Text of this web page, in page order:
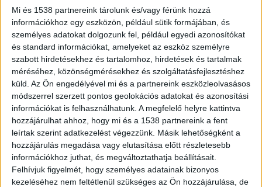
Mi és 1538 partnereink tárolunk és/vagy férünk hozzá
információkhoz egy eszközön, például sütik formájában, és
személyes adatokat dolgozunk fel, például egyedi azonosítókat
és standard információkat, amelyeket az eszköz személyre
szabott hirdetésekhez és tartalomhoz, hirdetések és tartalmak
méréséhez, közönségmérésekhez és szolgáltatásfejlesztéshez
küld. Az Ön engedélyével mi és a partnereink eszközleolvasásos
módszerrel szerzett pontos geolokációs adatokat és azonosítási
információkat is felhasználhatunk. A megfelelő helyre kattintva
hozzájárulhat ahhoz, hogy mi és a 1538 partnereink a fent
leírtak szerint adatkezelést végezzünk. Másik lehetőségként a
hozzájárulás megadása vagy elutasítása előtt részletesebb
információkhoz juthat, és megváltoztathatja beállításait.
Felhívjuk figyelmét, hogy személyes adatainak bizonyos
kezeléséhez nem feltétlenül szükséges az Ön hozzájárulása, de
áprilisban mentési gyakorlatokon is részt vett. A
vádlott 2019. május 29-én, az esti órákban a Duna
bal partján található, 5. kerület, Vigadó 1 nevű
állomásról indult el a hajóval Romániába. A
vádlott azt tervezte, hogy először északi
irányban hajózik a Dunán, majd északról
megkerülve a Margit-szigetet, délre folytatja
útját. A Dunán ekkor a vádlott által irányított
hajó előtt haladt egy másik szállodahajó, amelyet
az ugyanannál a cégnél dolgozó másik ukrán
kapitány vezetett, illetve a Hableány nevű, kisebb